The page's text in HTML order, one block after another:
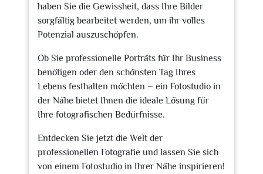
haben Sie die Gewissheit, dass Ihre Bilder
sorgfältig bearbeitet werden, um ihr volles
Potenzial auszuschöpfen.
Ob Sie professionelle Porträts für Ihr Business
benötigen oder den schönsten Tag Ihres
Lebens festhalten möchten – ein Fotostudio in
der Nähe bietet Ihnen die ideale Lösung für
Ihre fotografischen Bedürfnisse.
Entdecken Sie jetzt die Welt der
professionellen Fotografie und lassen Sie sich
von einem Fotostudio in Ihrer Nähe inspirieren!